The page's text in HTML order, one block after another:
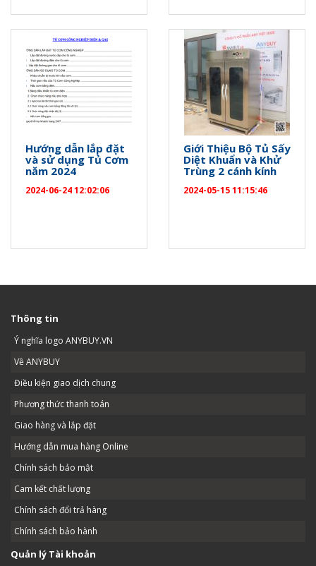
Hướng dẫn lắp đặt
và sử dụng Tủ Cơm
năm 2024
2024-06-24 12:02:06
Giới Thiệu Bộ Tủ Sấy
Diệt Khuẩn và Khử
Trùng 2 cánh kính
2024-05-15 11:15:46
Thông tin
Ý nghĩa logo ANYBUY.VN
Về ANYBUY
Điều kiện giao dịch chung
Phương thức thanh toán
Giao hàng và lắp đặt
Hướng dẫn mua hàng Online
Chính sách bảo mật
Cam kết chất lượng
Chính sách đổi trả hàng
Chính sách bảo hành
Quản lý Tài khoản